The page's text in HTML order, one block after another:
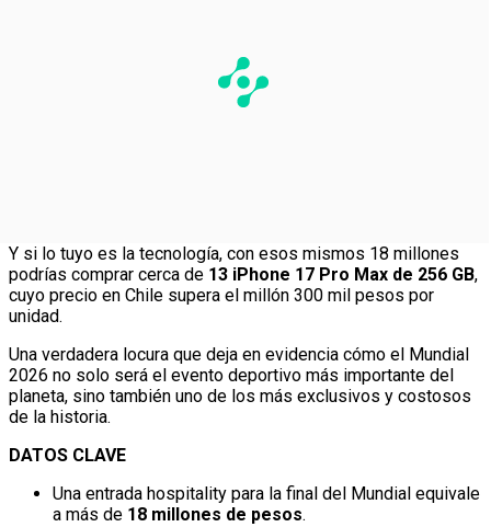
Y si lo tuyo es la tecnología, con esos mismos 18 millones
podrías comprar cerca de 13 iPhone 17 Pro Max de 256 GB,
cuyo precio en Chile supera el millón 300 mil pesos por
unidad.
Una verdadera locura que deja en evidencia cómo el Mundial
2026 no solo será el evento deportivo más importante del
planeta, sino también uno de los más exclusivos y costosos
de la historia.
DATOS CLAVE
Una entrada hospitality para la final del Mundial equivale
a más de 18 millones de pesos.